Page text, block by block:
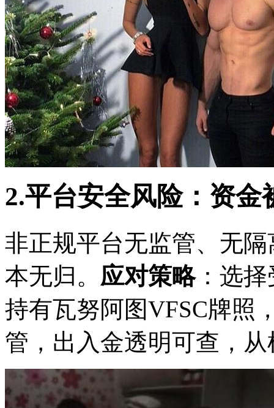
2.平台安全风险：资金
非正规平台无监管、无
本无归。 应对策略：选择
持有瓦努阿图VFSC牌照
管，出入金透明可查，